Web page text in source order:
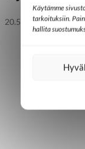
Käytämme
tarkoituksiin.
hallita
20.5.2025